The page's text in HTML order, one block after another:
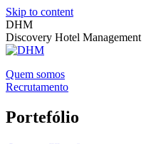
Skip to content
DHM
Discovery Hotel Management
Quem somos
Recrutamento
Portefólio